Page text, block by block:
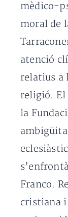
mèdico-
moral de
atenció
relatius a
religió. El
la
Franco.
cristiana